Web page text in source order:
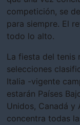
competición, se
para siempre. El
todo lo alto.
La fiesta del tenis
selecciones
Italia -vigente
estarán Países
Unidos, Canadá y
concentra todas